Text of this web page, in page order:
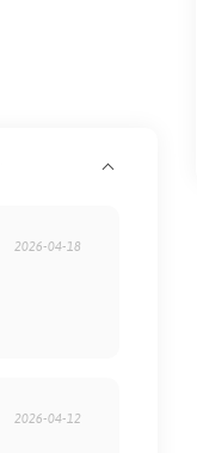
2026-04-18
2026-04-12